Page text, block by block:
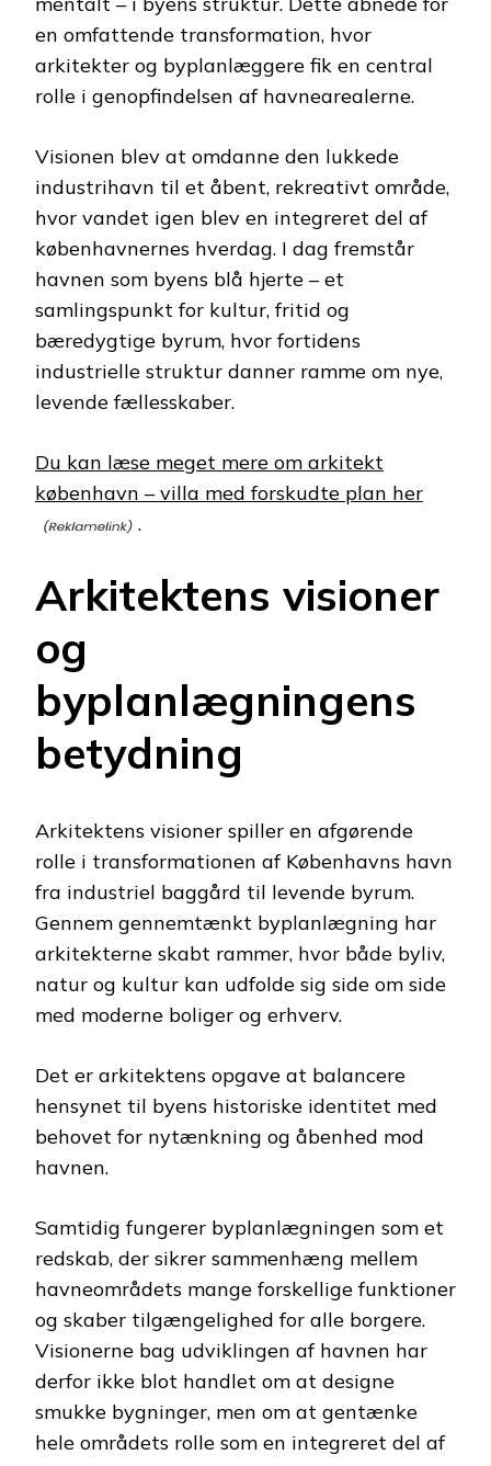
en omfattende transformation, hvor
arkitekter og byplanlæggere fik en central
rolle i genopfindelsen af havnearealerne.
Visionen blev at omdanne den lukkede
industrihavn til et åbent, rekreativt område,
hvor vandet igen blev en integreret del af
københavnernes hverdag. I dag fremstår
havnen som byens blå hjerte – et
samlingspunkt for kultur, fritid og
bæredygtige byrum, hvor fortidens
industrielle struktur danner ramme om nye,
levende fællesskaber.
Du kan læse meget mere om arkitekt
københavn – villa med forskudte plan her
.
Arkitektens visioner
og
byplanlægningens
betydning
Arkitektens visioner spiller en afgørende
rolle i transformationen af Københavns havn
fra industriel baggård til levende byrum.
Gennem gennemtænkt byplanlægning har
arkitekterne skabt rammer, hvor både byliv,
natur og kultur kan udfolde sig side om side
med moderne boliger og erhverv.
Det er arkitektens opgave at balancere
hensynet til byens historiske identitet med
behovet for nytænkning og åbenhed mod
havnen.
Samtidig fungerer byplanlægningen som et
redskab, der sikrer sammenhæng mellem
havneområdets mange forskellige funktioner
og skaber tilgængelighed for alle borgere.
Visionerne bag udviklingen af havnen har
derfor ikke blot handlet om at designe
smukke bygninger, men om at gentænke
hele områdets rolle som en integreret del af